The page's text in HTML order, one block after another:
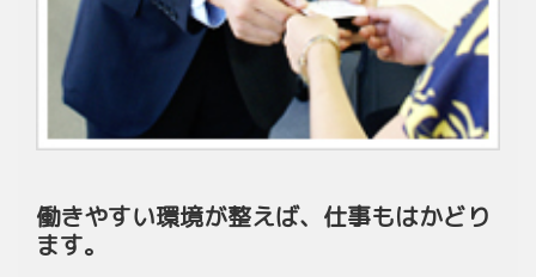
働きやすい環境が整えば、仕事もはかどり
ます。